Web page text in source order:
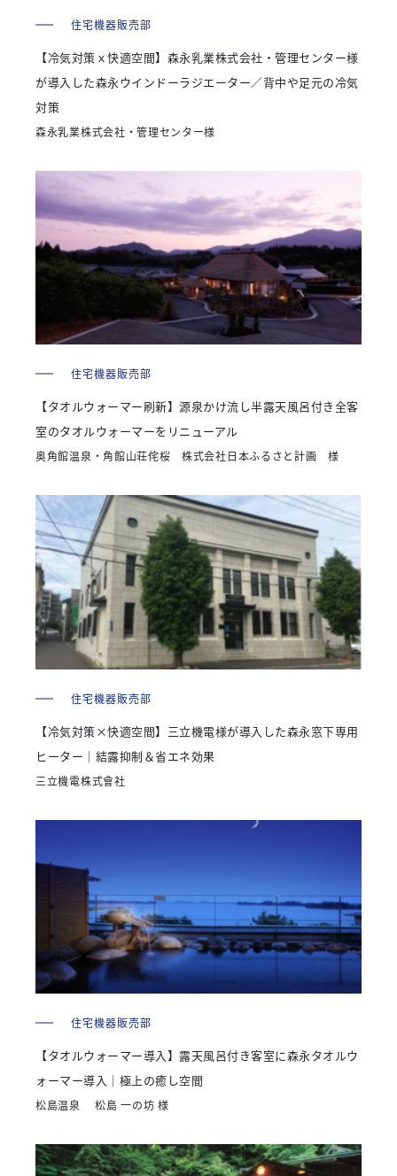
住宅機器販売部
【冷気対策ｘ快適空間】森永乳業株式会社・管理センター様
が導入した森永ウインドーラジエーター／背中や足元の冷気
対策
森永乳業株式会社・管理センター様
住宅機器販売部
【タオルウォーマー刷新】源泉かけ流し半露天風呂付き全客
室のタオルウォーマーをリニューアル
奥角館温泉・角館山荘侘桜 株式会社日本ふるさと計画 様
住宅機器販売部
【冷気対策×快適空間】三立機電様が導入した森永窓下専用
ヒーター｜結露抑制＆省エネ効果
三立機電株式會社
住宅機器販売部
【タオルウォーマー導入】露天風呂付き客室に森永タオルウ
ォーマー導入｜極上の癒し空間
松島温泉 松島 一の坊 様